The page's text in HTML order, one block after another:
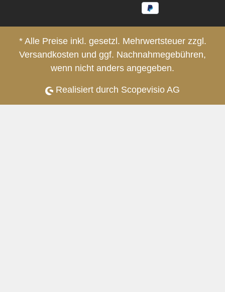
* Alle Preise inkl. gesetzl. Mehrwertsteuer zzgl.
Versandkosten und ggf. Nachnahmegebühren,
wenn nicht anders angegeben.
Realisiert durch Scopevisio AG